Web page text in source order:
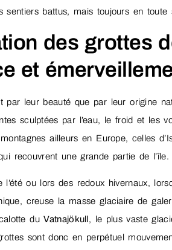
sentiers battus, mais toujours en toute
des grottes
et
par leur beauté que par leur origine
sculptées par l’eau, le froid et les
ailleurs en Europe, celles
recouvrent une grande partie de l’île.
ou lors des redoux hivernaux,
creuse la masse glaciaire de
duVatnajökull, le plus vaste
sont donc en perpétuel